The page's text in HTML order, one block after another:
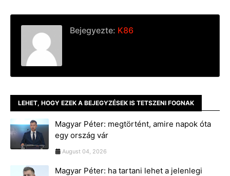
Bejegyezte: K86
LEHET, HOGY EZEK A BEJEGYZÉSEK IS TETSZENI FOGNAK
Magyar Péter: megtörtént, amire napok óta
egy ország vár
August 04, 2026
Magyar Péter: ha tartani lehet a jelenlegi